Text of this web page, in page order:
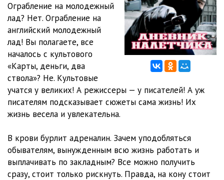
008 11:16
009 11:14
010 25:50
011
012 11:11
013 10:49
015 21:01
016 16:37
Ограбление на молодежный
лад? Нет. Ограбление на
английский молодежный
лад! Вы полагаете, все
началось с культового
«Карты, деньги, два
ствола»? Не. Культовые
учатся у великих! А режиссеры — у писателей! А уж
писателям подсказывает сюжеты сама жизнь! Их
жизнь весела и увлекательна.
В крови бурлит адреналин. Зачем уподобляться
обывателям, вынужденным всю жизнь работать и
выплачивать по закладным? Все можно получить
сразу, стоит только рискнуть. Правда, на кону стоит